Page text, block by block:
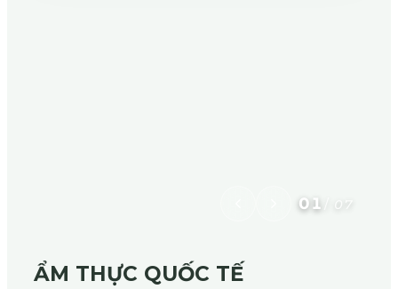
ẨM THỰC QUỐC TẾ
01 07